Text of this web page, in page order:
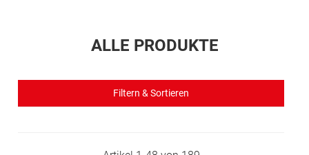
ALLE PRODUKTE
Filtern & Sortieren